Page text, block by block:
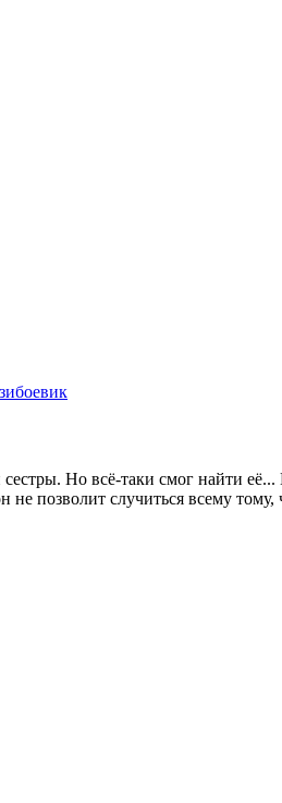
боевик
Но всё-таки смог найти
не позволит случиться всему